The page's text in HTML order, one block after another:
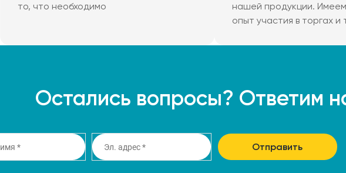
то, что необходимо
нашей продукции.
опыт участия в торгах и
Остались вопросы? Ответим
Отправить